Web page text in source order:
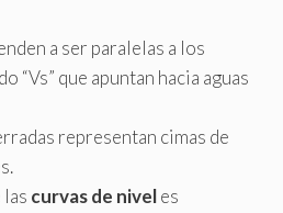
a ser paralelas a los
“Vs” que apuntan hacia aguas
representan cimas de
curvas de niveles